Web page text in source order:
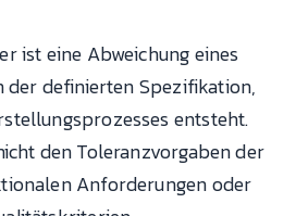
ist eine Abweichung eines
der definierten Spezifikation,
entsteht.
den Toleranzvorgaben der
Anforderungen oder